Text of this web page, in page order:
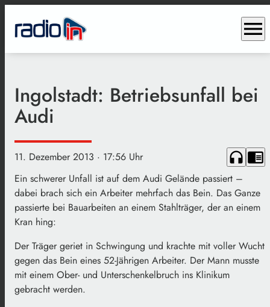
menu
Ingolstadt: Betriebsunfall bei
Audi
11. Dezember 2013 · 17:56 Uhr headphones chrome_reader_mode
Ein schwerer Unfall ist auf dem Audi Gelände passiert –
dabei brach sich ein Arbeiter mehrfach das Bein. Das Ganze
passierte bei Bauarbeiten an einem Stahlträger, der an einem
Kran hing:
Der Träger geriet in Schwingung und krachte mit voller Wucht
gegen das Bein eines 52-Jährigen Arbeiter. Der Mann musste
mit einem Ober- und Unterschenkelbruch ins Klinikum
gebracht werden.